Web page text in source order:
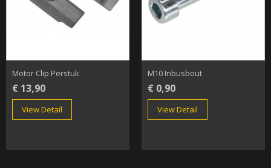
Motor Clip Perstuk
€ 13,90
View Detail
M10 Inbusbout
€ 0,90
View Detail